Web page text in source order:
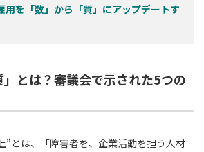
用を「数」から「質」にアップデートす
とは？審議会で示された5つの
”とは、「障害者を、企業活動を担う人材